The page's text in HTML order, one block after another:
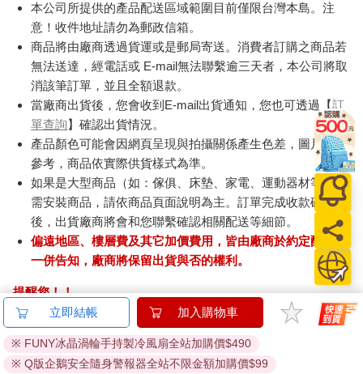
本公司所提供的產品配送區域範圍目前僅限台灣本島。注
意！收件地址請勿為郵政信箱。
商品將由廠商透過貨運或是郵局寄送。消費者訂購之商品若
無法送達，經電話或 E-mail無法聯繫逾三天者，本公司將取
消該筆訂單，並且全額退款。
當廠商出貨後，您會收到E-mail出貨通知，您也可透過【訂
單查詢】確認出貨情況。
產品顏色可能會因網頁呈現與拍攝關係產生色差，圖片僅供
參考，商品依實際供貨樣式為準。
如果是大型商品（如：傢俱、床墊、家電、運動器材等）及
需安裝商品，請依商品頁面說明為主。訂單完成收款確認
後，出貨廠商將會和您聯繫確認相關配送等細節。
偏遠地區、樓層費及其它加價費用，皆由廠商於約定配送時
一併告知，廠商將保留出貨與否的權利。
提醒您！！
金石堂及銀行均不會請您操作ATM! 如接獲電話要求您前往
ATM提款機，請不要聽從指示，以免受騙上當！
退換貨須知：
立即結帳 加入購物車
※ FUNY冰晶渦輪手持製冷風扇全站加購價$490
※ Q版企鵝安全隨身警報器全站不限金額加購價$99